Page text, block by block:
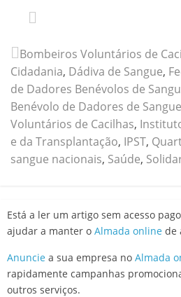
Bombeiros Voluntários de
Cidadania, Dádiva de Sangue,
de Dadores Benévolos de
Benévolo de Dadores de
Voluntários de Cacilhas,
e da Transplantação, IPST,
sangue nacionais, Saúde,
Está a ler um artigo sem acesso
ajudar a manter o Almada online de
Anuncie a sua empresa no Almada
rapidamente campanhas
outros serviços.